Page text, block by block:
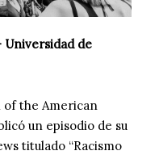
Universidad de
of the American
un episodio de su
titulado “Racismo